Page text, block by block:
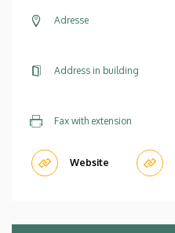
Adresse
Address in building
Fax with extension
Website